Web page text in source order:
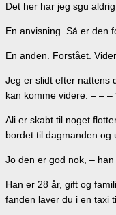
Det her har jeg sgu
En anvisning. Så er den
En anden. Forstået.
Jeg er slidt efter nattens
kan komme videre. – – –
Ali er skabt til noget
bordet til dagmanden og
Jo den er god nok, –
Han er 28 år, gift og
fanden laver du i en taxi